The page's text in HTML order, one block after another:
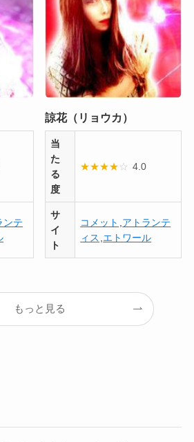
ンテ
諒花（リョウカ）
当
た
る
度
★★★★☆ 4.0
サ
イ
ト
コメット アトランテ
ィス エトワール
もっと見る